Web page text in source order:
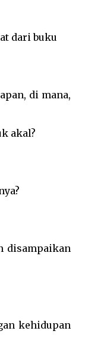
dari buku
di mana,
akal?
disampaikan
kehidupan